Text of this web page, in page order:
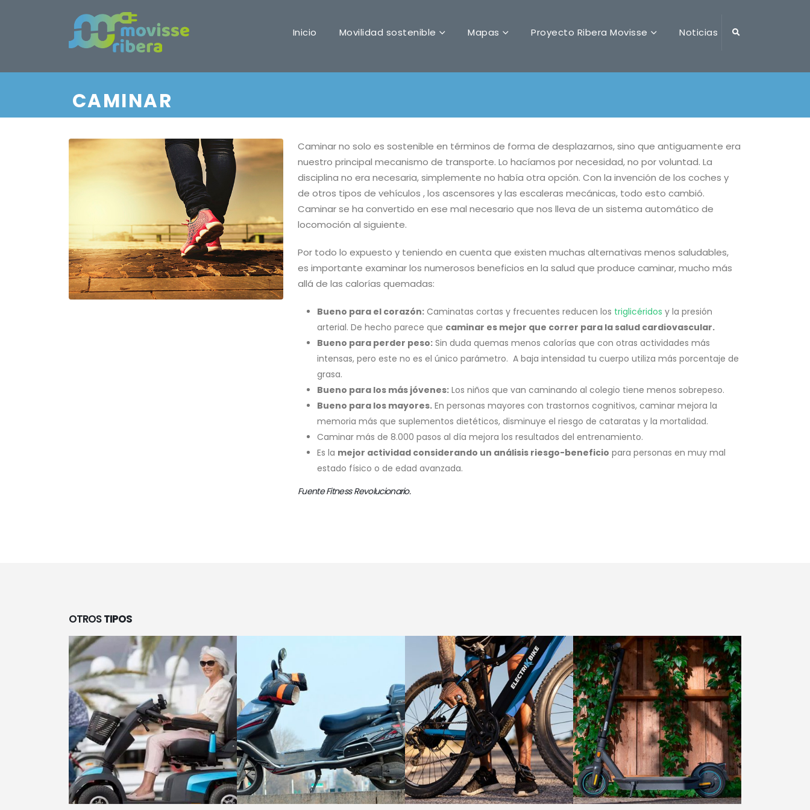
Inicio Movilidad sostenible Mapas Proyecto Ribera Movisse Noticias
CAMINAR
Caminar no solo es sostenible en términos de forma de desplazarnos, sino que antiguamente era
nuestro principal mecanismo de transporte. Lo hacíamos por necesidad, no por voluntad. La
disciplina no era necesaria, simplemente no había otra opción. Con la invención de los coches y
de otros tipos de vehículos , los ascensores y las escaleras mecánicas, todo esto cambió.
Caminar se ha convertido en ese mal necesario que nos lleva de un sistema automático de
locomoción al siguiente.
Por todo lo expuesto y teniendo en cuenta que existen muchas alternativas menos saludables,
es importante examinar los numerosos beneficios en la salud que produce caminar, mucho más
allá de las calorías quemadas:
Bueno para el corazón: Caminatas cortas y frecuentes reducen los triglicéridos y la presión
arterial. De hecho parece que caminar es mejor que correr para la salud cardiovascular.
Bueno para perder peso: Sin duda quemas menos calorías que con otras actividades más
intensas, pero este no es el único parámetro. A baja intensidad tu cuerpo utiliza más porcentaje de
grasa.
Bueno para los más jóvenes: Los niños que van caminando al colegio tiene menos sobrepeso.
Bueno para los mayores. En personas mayores con trastornos cognitivos, caminar mejora la
memoria más que suplementos dietéticos, disminuye el riesgo de cataratas y la mortalidad.
Caminar más de 8.000 pasos al día mejora los resultados del entrenamiento.
Es la mejor actividad considerando un análisis riesgo-beneficio para personas en muy mal
estado físico o de edad avanzada.
Fuente Fitness Revolucionario.
OTROSTIPOS